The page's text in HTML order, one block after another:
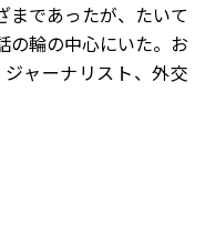
まであったが、たいて
の輪の中心にいた。お
ャーナリスト、外交